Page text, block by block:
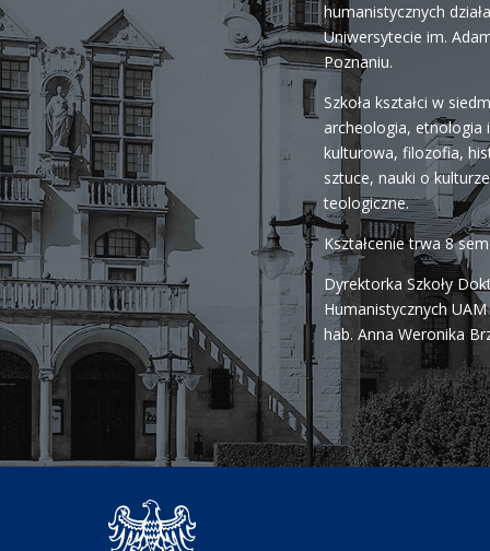
humanistycznych
Uniwersytecie im.
Poznaniu.
Szkoła kształci w
archeologia, etnologia
kulturowa, filozofia,
sztuce, nauki o
teologiczne.
Kształcenie trwa 8
Dyrektorka Szkoły
Humanistycznych
hab. Anna Weronika